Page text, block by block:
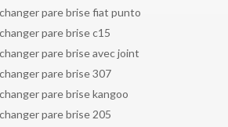
pare brise fiat punto
pare brise c15
pare brise avec joint
pare brise 307
pare brise kangoo
pare brise 205